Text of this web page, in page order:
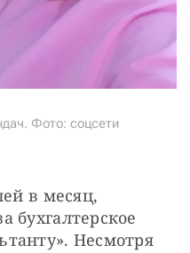
Фото: соцсети
в месяц,
бухгалтерское
Несмотря